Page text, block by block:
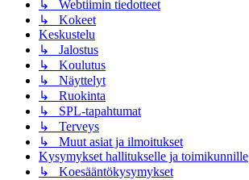
↳ Webtiimin tiedotteet
↳ Kokeet
Keskustelu
↳ Jalostus
↳ Koulutus
↳ Näyttelyt
↳ Ruokinta
↳ SPL-tapahtumat
↳ Terveys
↳ Muut asiat ja ilmoitukset
Kysymykset hallitukselle ja toimikunnille
↳ Koesääntökysymykset